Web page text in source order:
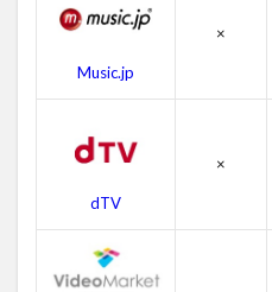
レ
マ
ズ3
の
4
レ
Music.jp
×
dTV
×